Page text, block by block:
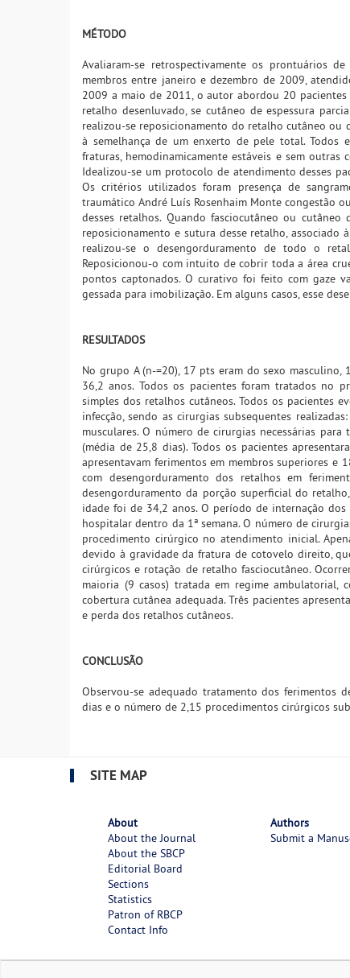
MÉTODO
Avaliaram-se retrospectivamente os prontuários
membros entre janeiro e dezembro de 2009,
2009 a maio de 2011, o autor abordou 20
retalho desenluvado, se cutâneo de espessura
realizou-se reposicionamento do retalho cutâneo ou
à semelhança de um enxerto de pele total. Todos
fraturas, hemodinamicamente estáveis e sem
Idealizou-se um protocolo de atendimento desses
Os critérios utilizados foram presença de
traumático André Luís Rosenhaim Monte congestão
desses retalhos. Quando fasciocutâneo ou
reposicionamento e sutura desse retalho,
realizou-se o desengorduramento de todo o
Reposicionou-o com intuito de cobrir toda a área
pontos captonados. O curativo foi feito com gaze
gessada para imobilização. Em alguns casos, esse
RESULTADOS
No grupo A (n-=20), 17 pts eram do sexo
36,2 anos. Todos os pacientes foram tratados no
simples dos retalhos cutâneos. Todos os pacientes
infecção, sendo as cirurgias subsequentes
musculares. O número de cirurgias necessárias
(média de 25,8 dias). Todos os pacientes
apresentavam ferimentos em membros superiores e
com desengorduramento dos retalhos em
desengorduramento da porção superficial do
idade foi de 34,2 anos. O período de internação
hospitalar dentro da 1ª semana. O número de
procedimento cirúrgico no atendimento inicial.
devido à gravidade da fratura de cotovelo direito,
cirúrgicos e rotação de retalho fasciocutâneo.
maioria (9 casos) tratada em regime ambulatorial,
cobertura cutânea adequada. Três pacientes
e perda dos retalhos cutâneos.
CONCLUSÃO
Observou-se adequado tratamento dos ferimentos
dias e o número de 2,15 procedimentos cirúrgicos
SITE MAP
About
About the Journal
About the SBCP
Editorial Board
Sections
Statistics
Patron of RBCP
Contact Info
Authors
Submit a